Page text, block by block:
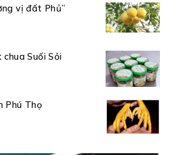
vị đất Phủ”
Suối Sỏi
Phú Thọ